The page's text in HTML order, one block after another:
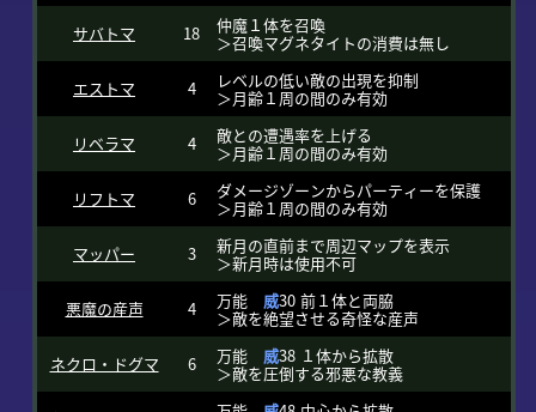
サバトマ
18 仲魔１体を召喚
＞召喚マグネタイトの消費は無し
エストマ
4 レベルの低い敵の出現を抑制
＞月齢１周の間のみ有効
リベラマ
4 敵との遭遇率を上げる
＞月齢１周の間のみ有効
リフトマ
6 ダメージゾーンからパーティーを保護
＞月齢１周の間のみ有効
マッパー
3 新月の直前まで周辺マップを表示
＞新月時は使用不可
悪魔の産声
4 万能 威30 前１体と両脇
＞敵を絶望させる奇怪な産声
ネクロ・ドグマ
6 万能 威38 １体から拡散
＞敵を圧倒する邪悪な教義